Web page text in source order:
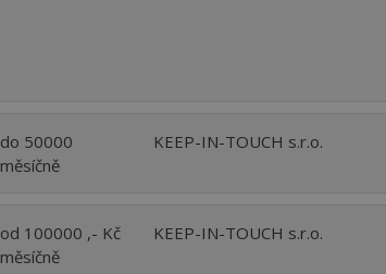
do 50000
měsíčně
KEEP-IN-TOUCH s.r.o.
od 100000 ,- Kč
měsíčně
KEEP-IN-TOUCH s.r.o.